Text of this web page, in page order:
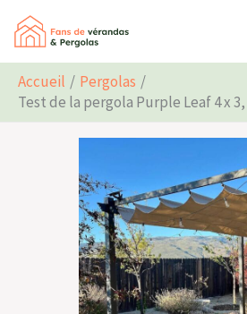
Aller
contenu
Accueil
Pergolas
Test de la pergola Purple Leaf 4 x
Rechercher